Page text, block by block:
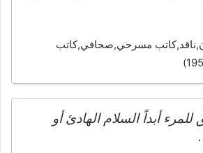
مسرحي,صحافي,كاتب
أبداً السلام الهادئ أو